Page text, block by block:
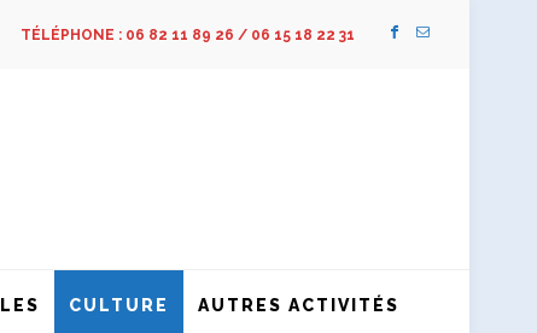
TÉLÉPHONE : 06 82 11 89 26 / 06 15 18 22 31
CULTURE AUTRES ACTIVITÉS